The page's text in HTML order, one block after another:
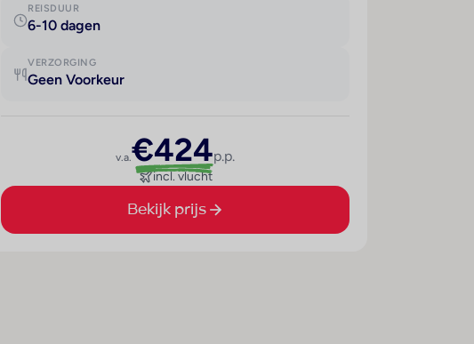
REISDUUR
6-10 dagen
VERZORGING
Geen Voorkeur
v.a.€424p.p.
incl. vlucht
Bekijk prijs